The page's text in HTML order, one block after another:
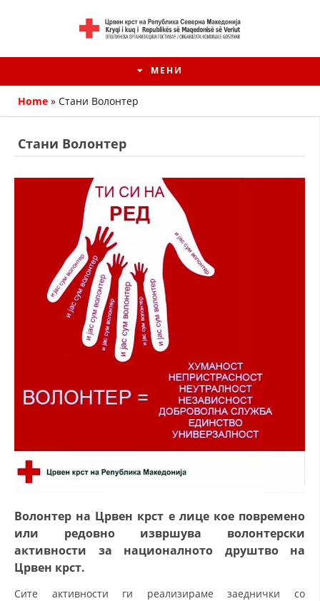
МЕНИ
HISTORIA E KRYQIT TË KUQ
ИСТОРИЈАТ НА ДВИЖЕЊЕТО
СТРУКТУРА НА ОРГАНИЗАЦИЈАТА
КОНТАКТ ИНФОРМАЦИИ
ЧЛЕНСТВО ВО ПРОФЕСИОНАЛНИ ТЕЛА
ЗАКОН ЗА ЦКРМ
ОРГАНИЗАЦИЈА И РАЗВОЈ
Home » Стани Волонтер
Стани Волонтер
Волонтер на Црвен крст е лице кое повремено
или редовно извршува волонтерски
активности за националното друштво на
Црвен крст.
Сите активности ги реализираме заеднички со